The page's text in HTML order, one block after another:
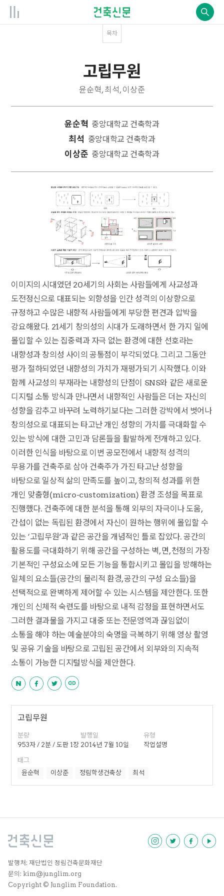
목차
고립무원
윤순혁, 최석, 이상준
윤순혁 중앙대학교 건축학과
최석 중앙대학교 건축학과
이상준 중앙대학교 건축학과
이미지의 시대였던 20세기의 사회는 사람들에게 사교성과
도전정신으로 대표되는 외향성을 인간 성격의 이상향으로
규정하고 수많은 내향적 사람들에게 부당한 편견과 압박을
강요해왔다. 21세기 창의성의 시대가 도래하면서 한 가지 일에
몰입할 수 있는 집중력과 자극 없는 환경에 대한 선호라는
내향성과 창의성 사이의 공통점이 부각되었다. 그리고 그동안
평가 절하되었던 내향성의 가치가 재평가되기 시작했다. 이와
함께 사교성의 부재라는 내향성의 단점이 SNS와 같은 새로운
디지털 소통 방식과 만나면서 내향적인 사람들은 더는 자신의
성향을 감추고 바꾸려 노력하기보다는 그러한 강박에서 벗어나
창의성으로 대표되는 타고난 개인 성향의 가치를 극대화할 수
있는 방식에 대한 고민과 담론들을 활발하게 전개하고 있다.
이러한 인식을 바탕으로 이번 공모전에서 내향적 성격의
무용가를 건축주로 삼아 건축주가 가진 타고난 성향을
바탕으로 일상적 삶의 만족도를 높이고, 창의적 성과를 위한
개인 맞춤형(micro-customization) 환경 조성을 목표로
진행했다. 건축주에 대한 분석을 통해 외부의 자극이나 도움,
간섭이 없는 독립된 환경에서 자신이 원하는 행위에 몰입할 수
있는 ‘고립무원’과 같은 공간을 개념적인 틀로 잡았다. 공간의
활용도를 극대화하기 위해 공간을 구성하는 벽, 면, 천정의 가장
기본적인 구성요소에 모든 기능을 통합시키고 몰입을 방해하는
일체의 요소들(공간의 물리적 환경, 공간의 구성 요소들)을
선택적으로 완벽하게 제어할 수 있는 시스템을 제안한다. 또한
개인의 신체적 숙련도를 바탕으로 내적 감정을 표현하면서도
그러한 결과물을 가지고 대중 또는 전문영역과 끊임없이
소통을 해야 하는 예술분야의 숙명을 극복하기 위해 영상 촬영
및 공유 기술을 바탕으로 고립된 공간에서 외부와의 지속적
소통이 가능한 디지털방식을 제안한다.
고립무원
분량
953자 / 2분 / 도판 1장
발행일
2014년 7월 10일
유형
작업설명
태그
윤순혁
이상준 정림학생건축상 최석
발행처: 재단법인 정림건축문화재단
문의: kim@junglim.org
Copyright © Junglim Foundation.